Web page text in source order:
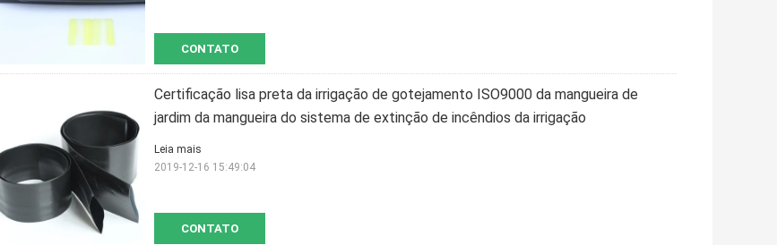
CONTATO
Certificação lisa preta da irrigação de gotejamento ISO9000 da mangueira de
jardim da mangueira do sistema de extinção de incêndios da irrigação
CONTATO
Leia mais
2019-12-16 15:49:04